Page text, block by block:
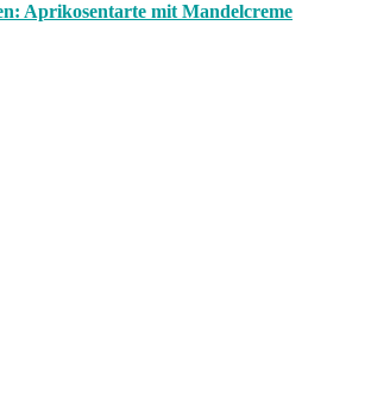
Aprikosentarte mit Mandelcreme